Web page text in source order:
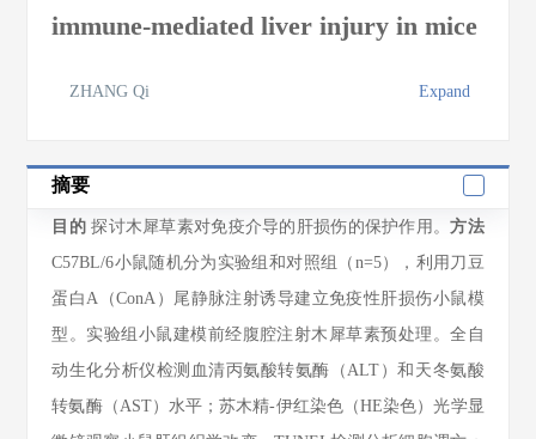
immune-mediated liver injury in mice
ZHANG Qi Expand
摘要
目的探讨木犀草素对免疫介导的肝损伤的保护作用。方法
C57BL/6小鼠随机分为实验组和对照组（n=5），利用刀豆
蛋白A（ConA）尾静脉注射诱导建立免疫性肝损伤小鼠模
型。实验组小鼠建模前经腹腔注射木犀草素预处理。全自
动生化分析仪检测血清丙氨酸转氨酶（ALT）和天冬氨酸
转氨酶（AST）水平；苏木精-伊红染色（HE染色）光学显